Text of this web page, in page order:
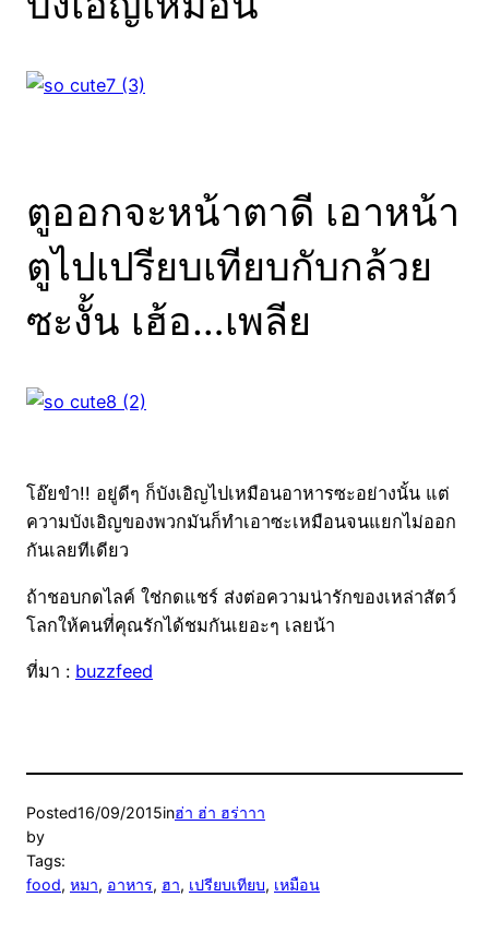
ตูออกจะหน้าตาดี เอาหน้า
ตูไปเปรียบเทียบกับกล้วย
ซะงั้น เฮ้อ…เพลีย
โอ๊ยขำ!! อยู่ดีๆ ก็บังเอิญไปเหมือนอาหารซะอย่างนั้น แต่
ความบังเอิญของพวกมันก็ทำเอาซะเหมือนจนแยกไม่ออก
กันเลยทีเดียว
ถ้าชอบกดไลค์ ใช่กดแชร์ ส่งต่อความน่ารักของเหล่าสัตว์
โลกให้คนที่คุณรักได้ชมกันเยอะๆ เลยน้า
ที่มา : buzzfeed
Posted16/09/2015inฮ่า ฮ่า ฮร่าาา
by
Tags:
food, หมา, อาหาร, ฮา, เปรียบเทียบ, เหมือน